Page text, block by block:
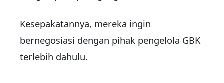
Kesepakatannya, mereka ingin
bernegosiasi dengan pihak pengelola GBK
terlebih dahulu.